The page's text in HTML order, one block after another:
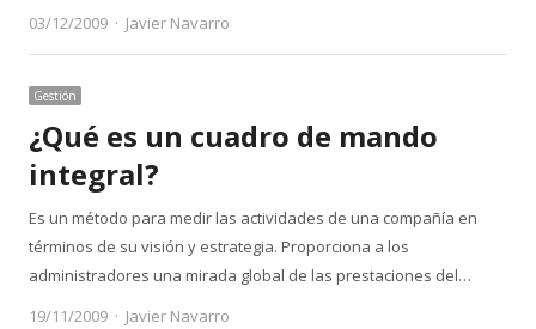
03/12/2009
Author
Javier Navarro
Gestión
¿Qué es un cuadro de mando
integral?
Es un método para medir las actividades de una compañía en
términos de su visión y estrategia. Proporciona a los
administradores una mirada global de las prestaciones del…
19/11/2009
Author
Javier Navarro